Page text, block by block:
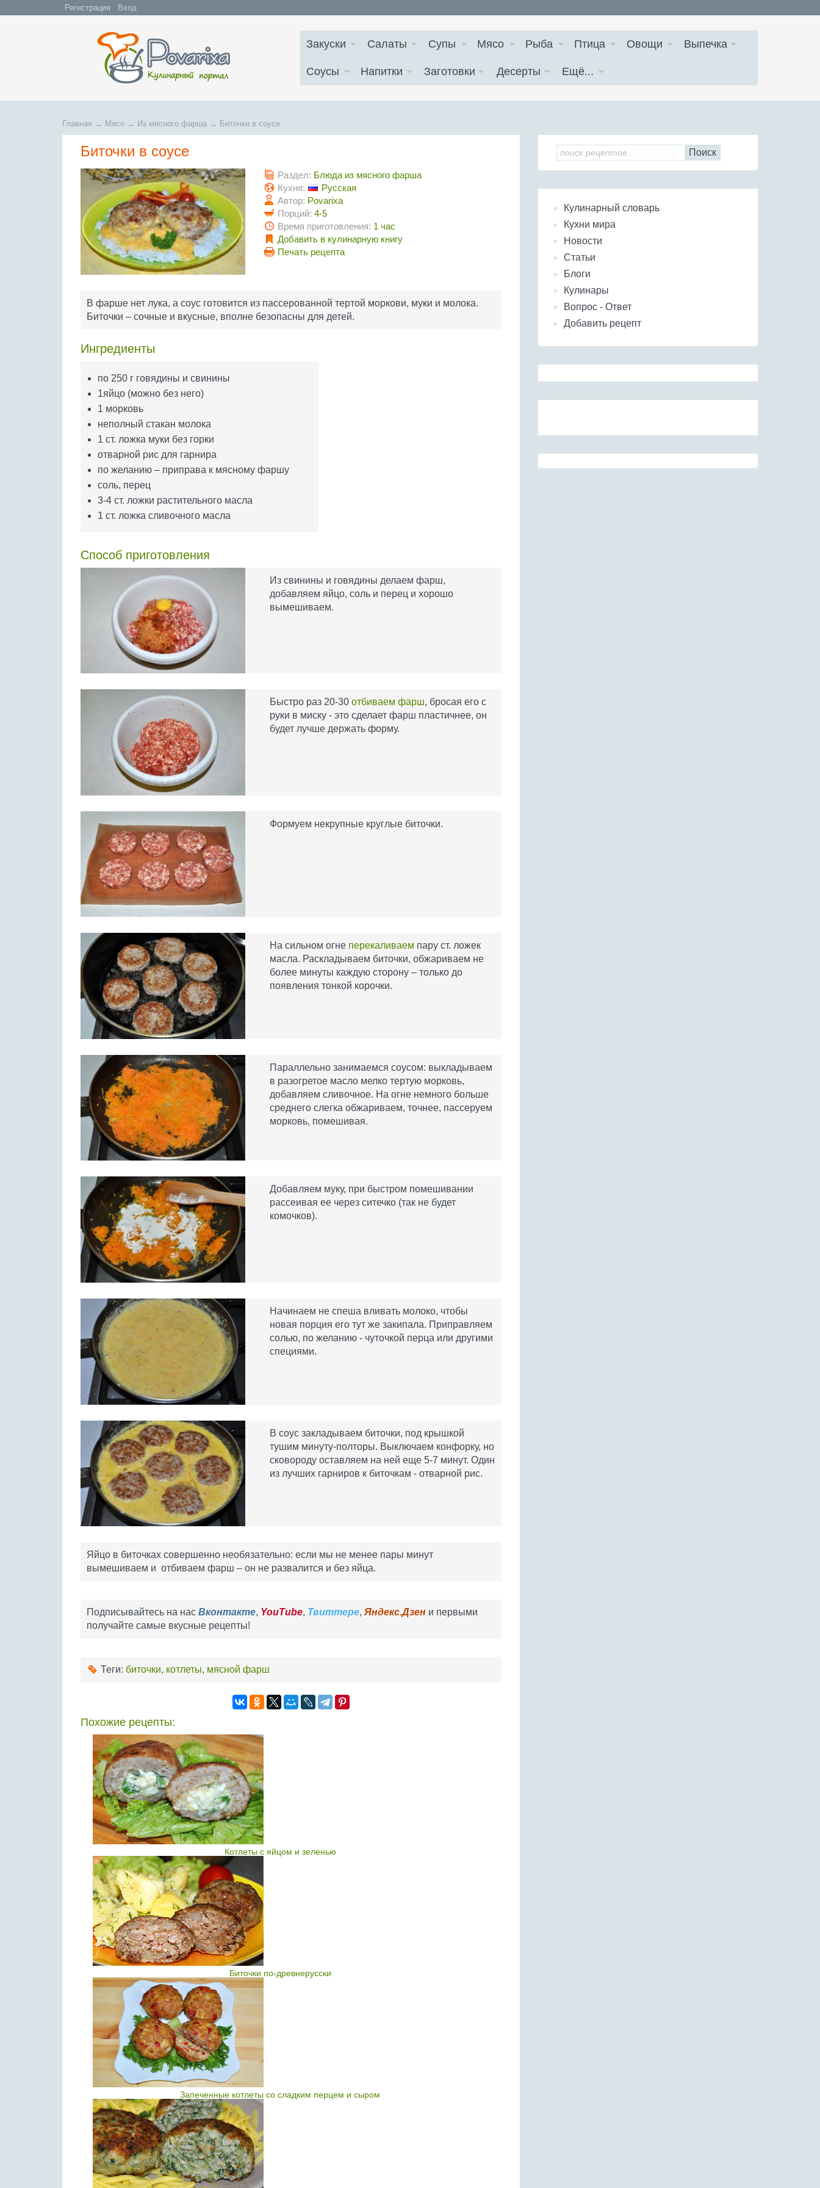
Регистрация Вход
Закуски Салаты Супы Мясо Рыба Птица Овощи Выпечка
Соусы Напитки Заготовки Десерты Ещё...
Главная → Мясо → Из мясного фарша → Биточки в соусе
Биточки в соусе
Раздел: Блюда из мясного фарша
Кухня:
Русская
Автор: Povarixa
Порций: 4-5
Время приготовления: 1 час
Добавить в кулинарную книгу
Печать рецепта
В фарше нет лука, а соус готовится из пассерованной тертой моркови, муки и молока.
Биточки – сочные и вкусные, вполне безопасны для детей.
Ингредиенты
по 250 г говядины и свинины
1яйцо (можно без него)
1 морковь
неполный стакан молока
1 ст. ложка муки без горки
отварной рис для гарнира
по желанию – приправа к мясному фаршу
соль, перец
3-4 ст. ложки растительного масла
1 ст. ложка сливочного масла
Способ приготовления
Из свинины и говядины делаем фарш,
добавляем яйцо, соль и перец и хорошо
вымешиваем.
Быстро раз 20-30 отбиваем фарш, бросая его с
руки в миску - это сделает фарш пластичнее, он
будет лучше держать форму.
Формуем некрупные круглые биточки.
На сильном огне перекаливаем пару ст. ложек
масла. Раскладываем биточки, обжариваем не
более минуты каждую сторону – только до
появления тонкой корочки.
Параллельно занимаемся соусом: выкладываем
в разогретое масло мелко тертую морковь,
добавляем сливочное. На огне немного больше
среднего слегка обжариваем, точнее, пассеруем
морковь, помешивая.
Добавляем муку, при быстром помешивании
рассеивая ее через ситечко (так не будет
комочков).
Начинаем не спеша вливать молоко, чтобы
новая порция его тут же закипала. Приправляем
солью, по желанию - чуточкой перца или другими
специями.
В соус закладываем биточки, под крышкой
тушим минуту-полторы. Выключаем конфорку, но
сковороду оставляем на ней еще 5-7 минут. Один
из лучших гарниров к биточкам - отварной рис.
Яйцо в биточках совершенно необязательно: если мы не менее пары минут
вымешиваем и отбиваем фарш – он не развалится и без яйца.
Подписывайтесь на нас Вконтакте, YouTube, Твиттере, Яндекс.Дзен и первыми
получайте самые вкусные рецепты!
Теги: биточки, котлеты, мясной фарш
Похожие рецепты:
Котлеты с яйцом и зеленью
Биточки по-древнерусски
Запеченные котлеты со сладким перцем и сыром
Поиск
Кулинарный словарь
Кухни мира
Новости
Статьи
Блоги
Кулинары
Вопрос - Ответ
Добавить рецепт